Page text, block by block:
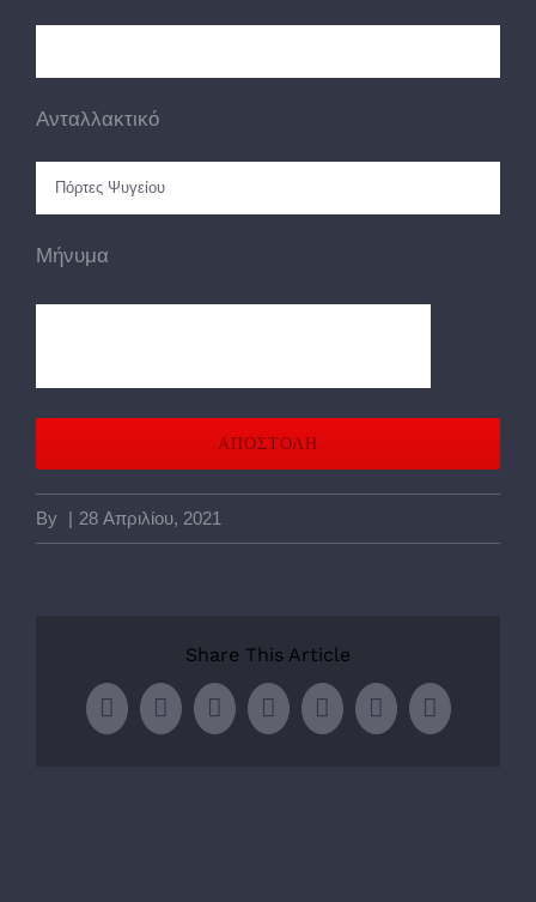
Ανταλλακτικό
Μήνυμα
By | 28 Απριλίου, 2021
Share This Article
Facebook
TwitterLinkedInWhatsApp
TumblrPinterestEmail